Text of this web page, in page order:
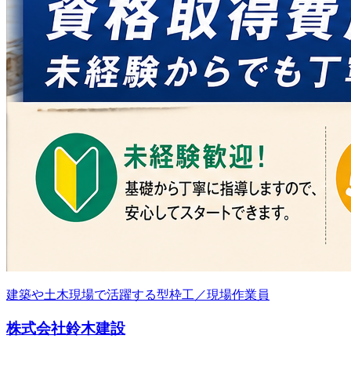
建築や土木現場で活躍する型枠工／現場作業員
株式会社鈴木建設